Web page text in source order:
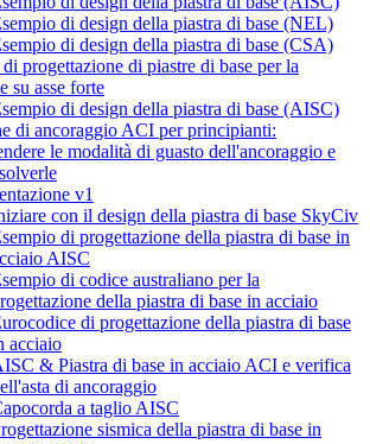
di design della piastra di base (NEL)
di design della piastra di base (CSA)
progettazione di piastre di base per la
su asse forte
di design della piastra di base (AISC)
di ancoraggio ACI per principianti:
le modalità di guasto dell'ancoraggio e
v1
con il design della piastra di base SkyCiv
di progettazione della piastra di base in
AISC
di codice australiano per la
della piastra di base in acciaio
di progettazione della piastra di base
acciaio
& Piastra di base in acciaio ACI e verifica
di ancoraggio
a taglio AISC
sismica della piastra di base in